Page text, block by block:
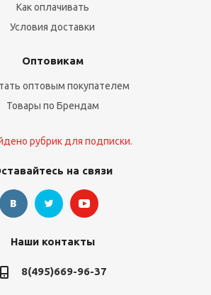
Как оплачивать
Условия доставки
Оптовикам
оптовым покупателем
Товары по Брендам
рубрик для подписки.
на связи
Наши контакты
8(495)669-96-37